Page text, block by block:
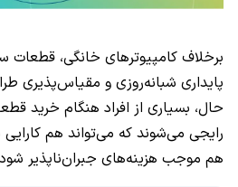
برخلاف کامپیوترهای خانگی، قطعات
پایداری شبانه‌روزی و مقیاس‌پذیری
حال، بسیاری از افراد هنگام خرید
رایجی می‌شوند که می‌تواند هم
هم موجب هزینه‌های جبران‌ناپذیر